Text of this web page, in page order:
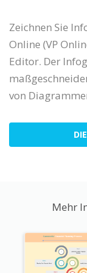
Zeichnen Sie
Online (VP
Editor. Der
von
Mehr